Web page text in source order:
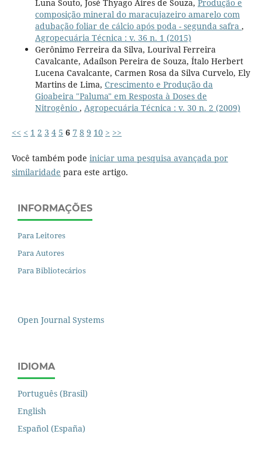
Luna Souto, José Thyago Aires de Souza, Produção e
composição mineral do maracujazeiro amarelo com
adubação foliar de cálcio após poda - segunda safra ,
Agropecuária Técnica : v. 36 n. 1 (2015)
Gerônimo Ferreira da Silva, Lourival Ferreira
Cavalcante, Adaílson Pereira de Souza, Ítalo Herbert
Lucena Cavalcante, Carmen Rosa da Silva Curvelo, Ely
Martins de Lima, Crescimento e Produção da
Gioabeira "Paluma" em Resposta à Doses de
Nitrogênio , Agropecuária Técnica : v. 30 n. 2 (2009)
<< < 1 2 3 4 5 6 7 8 9 10 > >>
Você também pode iniciar uma pesquisa avançada por
similaridade para este artigo.
INFORMAÇÕES
Para Leitores
Para Autores
Para Bibliotecários
Open Journal Systems
IDIOMA
Português (Brasil)
English
Español (España)